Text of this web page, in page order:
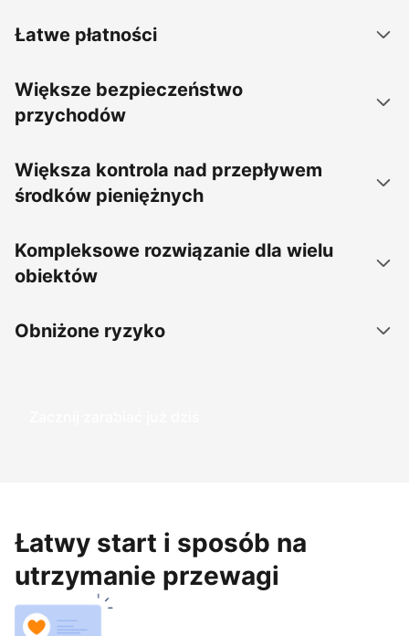
Łatwe płatności
Większe bezpieczeństwo
przychodów
Większa kontrola nad przepływem
środków pieniężnych
Kompleksowe rozwiązanie dla wielu
obiektów
Obniżone ryzyko
Zacznij zarabiać już dziś
Łatwy start i sposób na
utrzymanie przewagi